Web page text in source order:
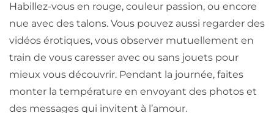
Habillez-vous en rouge, couleur passion, ou encore
nue avec des talons. Vous pouvez aussi regarder des
vidéos érotiques, vous observer mutuellement en
train de vous caresser avec ou sans jouets pour
mieux vous découvrir. Pendant la journée, faites
monter la température en envoyant des photos et
des messages qui invitent à l’amour.